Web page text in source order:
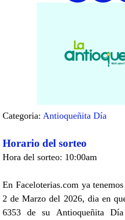
Categoria: Antioqueñita Día
Horario del sorteo
Hora del sorteo: 10:00am
En Faceloterias.com ya
2 de Marzo del 2026, dia en
6353 de su Antioqueñita